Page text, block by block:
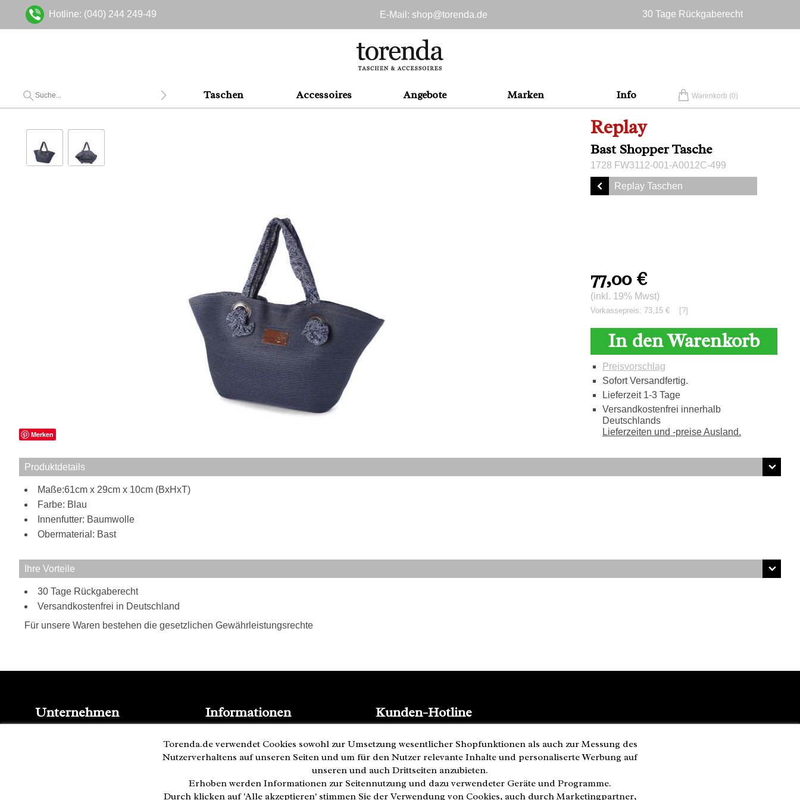
Hotline: (040) 244 249-49 E-Mail: shop@torenda.de
30 Tage Rückgaberecht
Taschen Accessoires Angebote Marken Info Warenkorb (0)
Replay
Bast Shopper Tasche
1728 FW3112-001-A0012C-499
Replay Taschen
Merken
77,00 €
(inkl. 19% Mwst)
Vorkassepreis: 73,15 € [?]
In den Warenkorb
Preisvorschlag
Sofort Versandfertig.
Lieferzeit 1-3 Tage
Versandkostenfrei innerhalb
Deutschlands
Lieferzeiten und -preise Ausland.
Produktdetails
Maße:61cm x 29cm x 10cm (BxHxT)
Farbe: Blau
Innenfutter: Baumwolle
Obermaterial: Bast
Ihre Vorteile
30 Tage Rückgaberecht
Versandkostenfrei in Deutschland
Für unsere Waren bestehen die gesetzlichen Gewährleistungsrechte
Unternehmen Informationen
Presse
Partner
Bestellung wiederrufen
Kunden-Hotline
Mo - Fr 08:00 - 18:00
Torenda.de verwendet Cookies sowohl zur Umsetzung wesentlicher Shopfunktionen als auch zur Messung des
Nutzerverhaltens auf unseren Seiten und um für den Nutzer relevante Inhalte und personaliserte Werbung auf
unseren und auch Drittseiten anzubieten.
Erhoben werden Informationen zur Seitennutzung und dazu verwendeter Geräte und Programme.
Durch klicken auf 'Alle akzeptieren' stimmen Sie der Verwendung von Cookies, auch durch Marketingpartner,